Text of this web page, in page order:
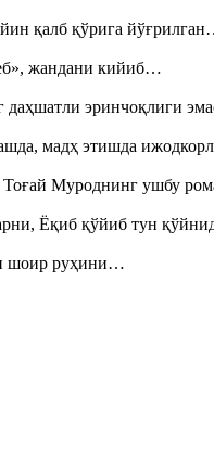
қалб қўрига
жандани кийиб…
эринчоқлиги
мадҳ этишда
Тоғай Муроднинг ушбу
Ёқиб қўйиб тун
шоир руҳини…